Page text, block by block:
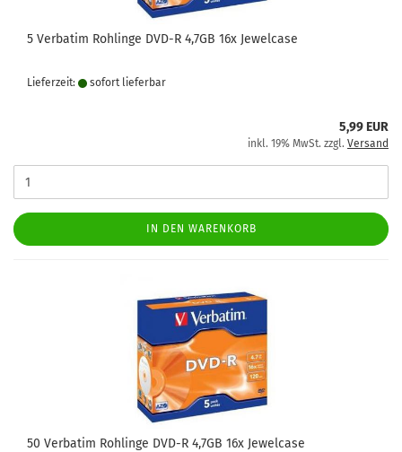
5 Verbatim Rohlinge DVD-R 4,7GB 16x Jewelcase
Lieferzeit: sofort lie­fer­bar
5,99 EUR
inkl. 19% MwSt. zzgl. Versand
IN DEN WARENKORB
50 Verbatim Rohlinge DVD-R 4,7GB 16x Jewelcase